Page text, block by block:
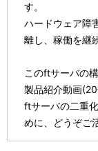
す。
ハードウェア障
離し、稼働を継
このftサーバの
製品紹介動画(20
ftサーバの二重
めに、どうぞご